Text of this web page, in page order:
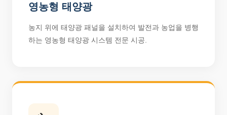
영농형 태양광
농지 위에 태양광 패널을 설치하여 발전과 농업을 병행
하는 영농형 태양광 시스템 전문 시공.